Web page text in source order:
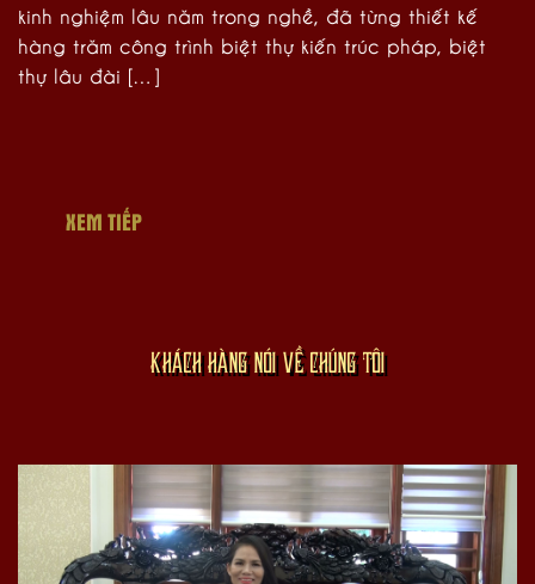
kinh nghiệm lâu năm trong nghề, đã từng thiết kế
hàng trăm công trình biệt thự kiến trúc pháp, biệt
thự lâu đài […]
XEM TIẾP
KHÁCH HÀNG NÓI VỀ CHÚNG TÔI